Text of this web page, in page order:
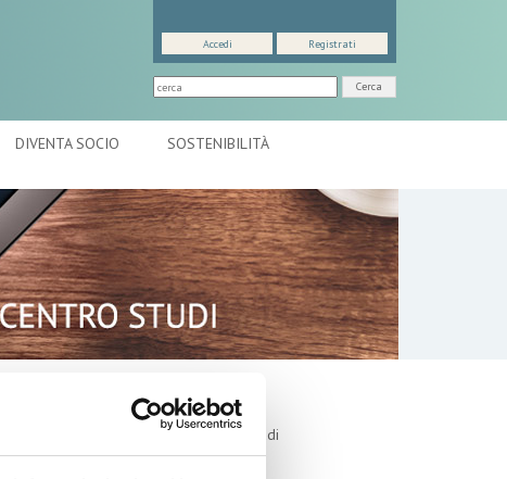
Cerca
Accedi Registrati
DIVENTA SOCIO
SOSTENIBILITÀ
Outlook: il nuovo report del Centro Studi